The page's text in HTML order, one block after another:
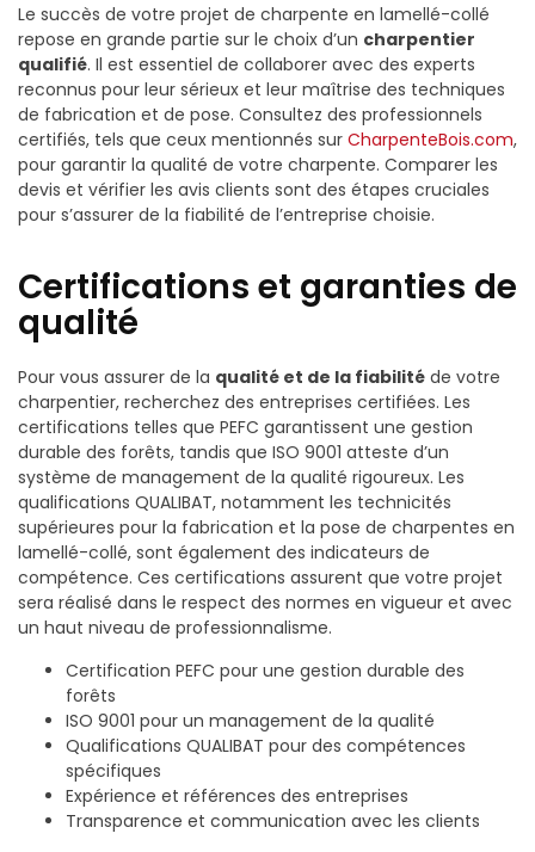
Le succès de votre projet de charpente en lamellé-collé
repose en grande partie sur le choix d’un charpentier
qualifié. Il est essentiel de collaborer avec des experts
reconnus pour leur sérieux et leur maîtrise des techniques
de fabrication et de pose. Consultez des professionnels
certifiés, tels que ceux mentionnés sur CharpenteBois.com,
pour garantir la qualité de votre charpente. Comparer les
devis et vérifier les avis clients sont des étapes cruciales
pour s’assurer de la fiabilité de l’entreprise choisie.
Certifications et garanties de
qualité
Pour vous assurer de la qualité et de la fiabilité de votre
charpentier, recherchez des entreprises certifiées. Les
certifications telles que PEFC garantissent une gestion
durable des forêts, tandis que ISO 9001 atteste d’un
système de management de la qualité rigoureux. Les
qualifications QUALIBAT, notamment les technicités
supérieures pour la fabrication et la pose de charpentes en
lamellé-collé, sont également des indicateurs de
compétence. Ces certifications assurent que votre projet
sera réalisé dans le respect des normes en vigueur et avec
un haut niveau de professionnalisme.
Certification PEFC pour une gestion durable des
forêts
ISO 9001 pour un management de la qualité
Qualifications QUALIBAT pour des compétences
spécifiques
Expérience et références des entreprises
Transparence et communication avec les clients